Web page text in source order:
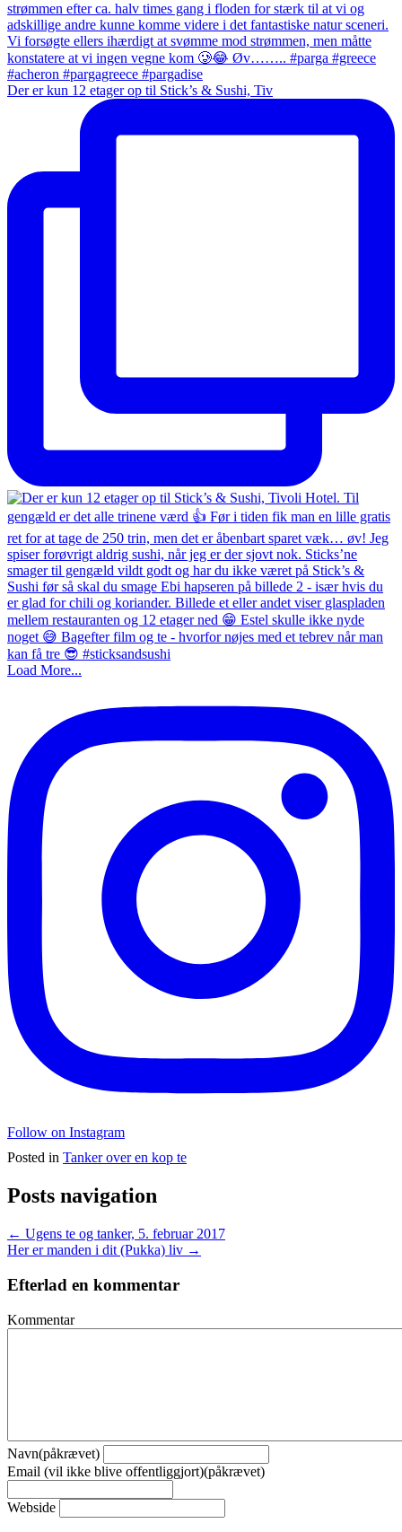
Der er kun 12 etager op til Stick’s & Sushi, Tiv
Load More...
Follow on Instagram
Posted in Tanker over en kop te
Posts navigation
← Ugens te og tanker, 5. februar 2017
Her er manden i dit (Pukka) liv →
Efterlad en kommentar
Kommentar
Navn(påkrævet)
Email (vil ikke blive offentliggjort)(påkrævet)
Webside